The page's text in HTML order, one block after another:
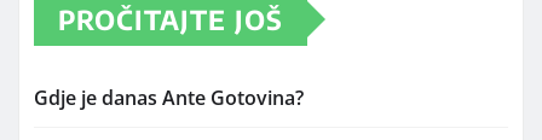
PROČITAJTE JOŠ
Gdje je danas Ante Gotovina?